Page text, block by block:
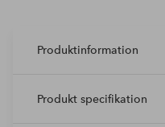
Produktinformation
Produkt specifikation